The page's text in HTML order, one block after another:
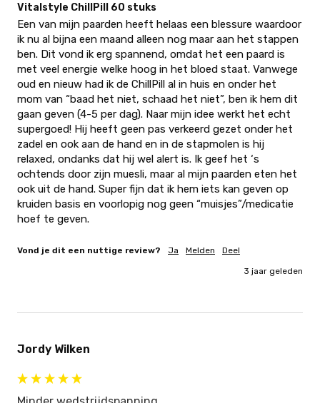
Vitalstyle ChillPill 60 stuks
Een van mijn paarden heeft helaas een blessure waardoor
ik nu al bijna een maand alleen nog maar aan het stappen
ben. Dit vond ik erg spannend, omdat het een paard is
met veel energie welke hoog in het bloed staat. Vanwege
oud en nieuw had ik de ChillPill al in huis en onder het
mom van “baad het niet, schaad het niet”, ben ik hem dit
gaan geven (4-5 per dag). Naar mijn idee werkt het echt
supergoed! Hij heeft geen pas verkeerd gezet onder het
zadel en ook aan de hand en in de stapmolen is hij
relaxed, ondanks dat hij wel alert is. Ik geef het ‘s
ochtends door zijn muesli, maar al mijn paarden eten het
ook uit de hand. Super fijn dat ik hem iets kan geven op
kruiden basis en voorlopig nog geen “muisjes”/medicatie
hoef te geven.
Vond je dit een nuttige review? Ja Melden Deel
3 jaar geleden
Jordy Wilken